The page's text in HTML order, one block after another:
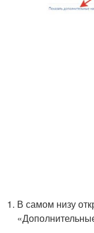
В самом низу